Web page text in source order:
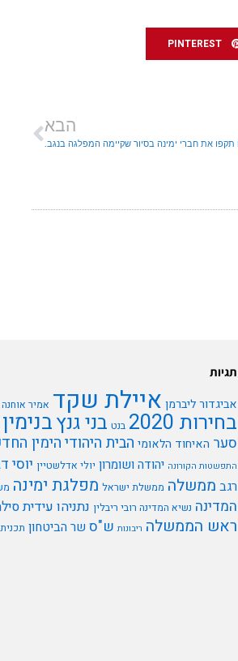
PINTEREST
הבא
את חברי ימינה בסיור שקיימה המפלגה בנגב.
תגיות
אביגדור ליברמן איילת שקד אמיר אוחנה
בחירות 2020 בנט בני גנץ
סער האיחוד הלאומי הבית היהודיהימין
התפשטות הקורונה יהודה ושומרון יולי אדלשטיין יוסי
רגב ממשלה ממשלת ישראל מפלגת ימינה
המדינה נשיא המדינה רובי ריבלין נתניהו עידית
ראש הממשלה ריבונות ש"ס שר הביטחון